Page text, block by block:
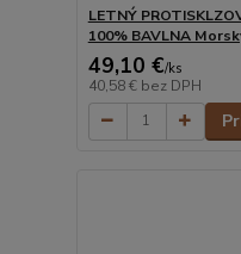
LETNÝ
100% BAVLNA
49,10 €/ks
40,58 € bez DPH